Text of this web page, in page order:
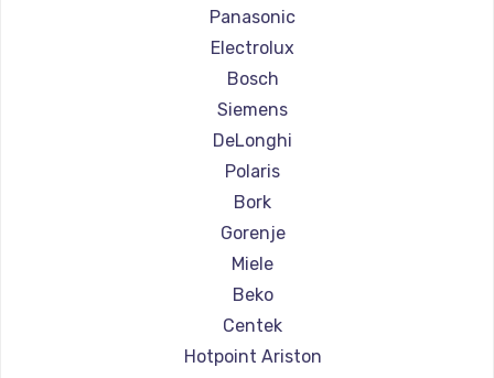
Ремонт кофемашин Saeco
Ремонт кофемашин La Cimbali
Ремонт кофемашин WMF
Ремонт кофемашин Yamaguchi
Ремонт кофемашин Nivona
Ремонт кофемашин Astoria
Ремонт кофемашин JVC
Ремонт кофемашин Ariston
Ремонт кофемашин Grundig
Ремонт кофемашин ROCKET MOZZAFIATO
Ремонт кофемашин Vivitek
Ремонт кофемашин Thomson
Panasonic
Electrolux
Bosch
Siemens
DeLonghi
Polaris
Bork
Gorenje
Miele
Beko
Centek
Hotpoint Ariston